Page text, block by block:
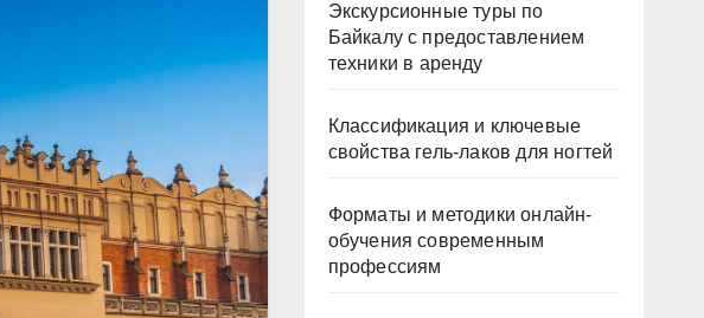
Экскурсионные туры по
Байкалу с предоставлением
техники в аренду
Классификация и ключевые
свойства гель-лаков для ногтей
Форматы и методики онлайн-
обучения современным
профессиям